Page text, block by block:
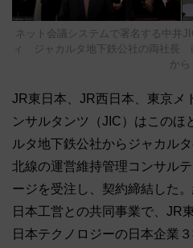
ネット会議システムで署名する中井
ィ ジャカルタ地下鉄公社の両社長
から
JR東日本、JR西日本、東京メ
ンサルタンツ（JIC）はこのほ
ルタ地下鉄公社からジャカル
北線の運営維持管理コンサル
ージを受注し、契約締結した
日本工営との共同事業で、JR
日本テクノロジーの日本企業